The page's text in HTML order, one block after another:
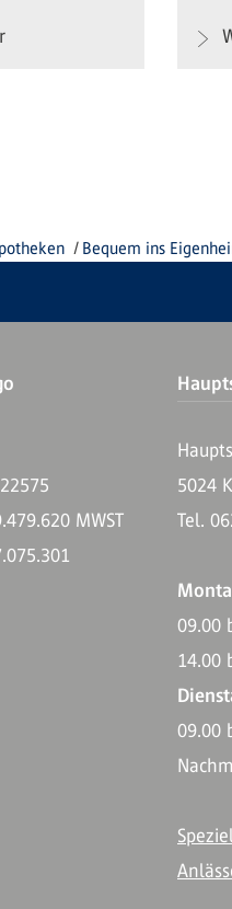
Bequem ins
MWST
5024
Tel.
09.00
14.00
09.00